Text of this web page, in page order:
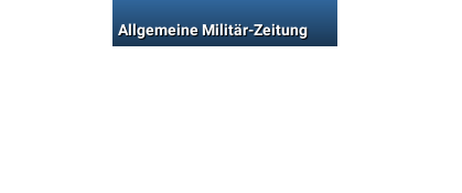
Allgemeine Militär-Zeitung